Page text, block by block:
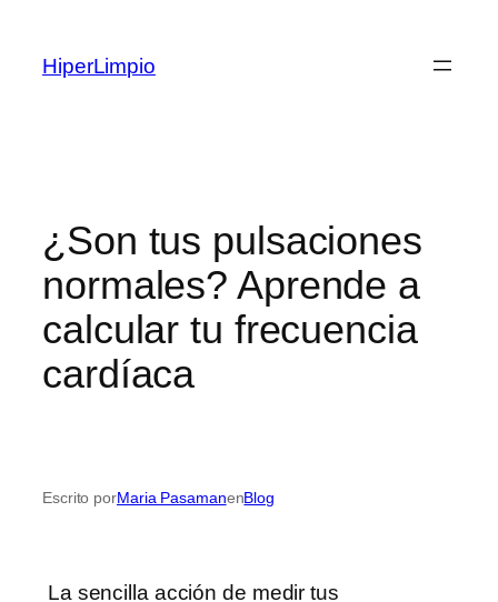
contenido
HiperLimpio
¿Son tus pulsaciones
normales? Aprende a
calcular tu frecuencia
cardíaca
Escrito porMaria PasamanenBlog
La sencilla acción de medir tus